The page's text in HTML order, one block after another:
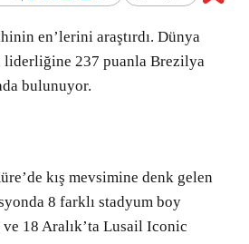
en’lerini araştırdı. Dünya
liderliğine 237 puanla Brezilya
bulunuyor.
kış mevsimine denk gelen
8 farklı stadyum boy
18 Aralık’ta Lusail Iconic
Bir Erkek Bir Kadına Ne
Zaman Bağlanır?